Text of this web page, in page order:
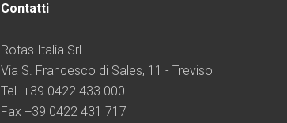
Contatti
Rotas Italia Srl.
Via S. Francesco di Sales, 11 - Treviso
Tel. +39 0422 433 000
Fax +39 0422 431 717